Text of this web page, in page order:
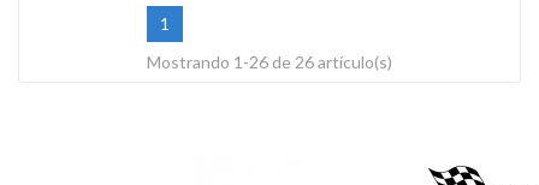
1
Mostrando 1-26 de 26 artículo(s)